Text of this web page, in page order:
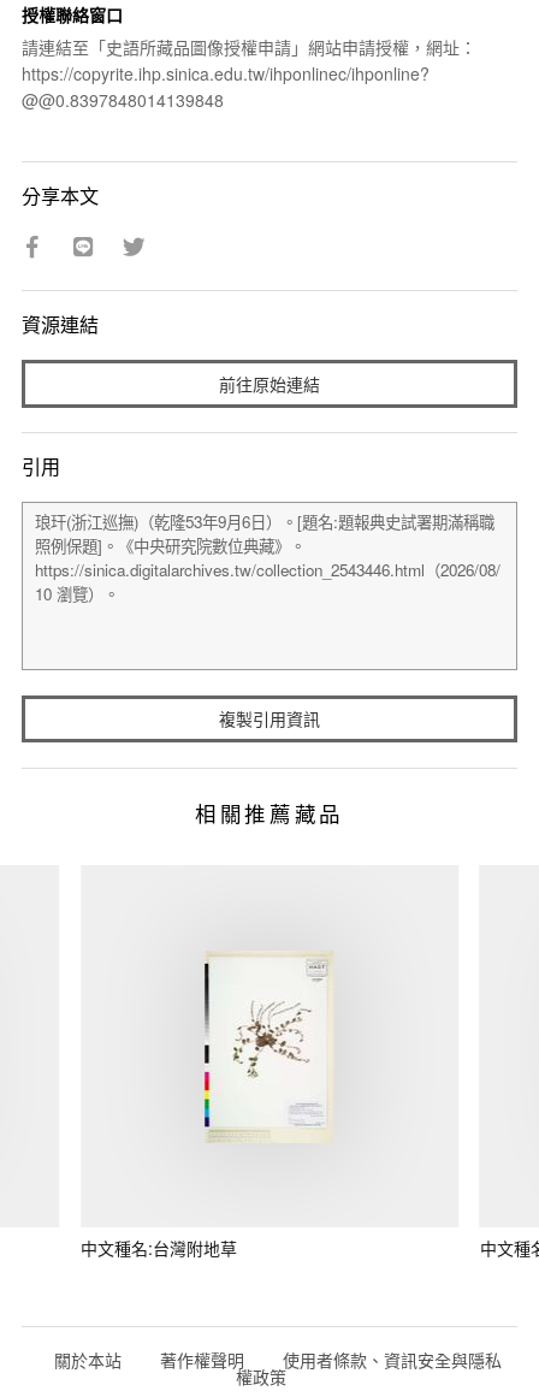
授權聯絡窗口
請連結至「史語所藏品圖像授權申請」網站申請授權，網址：
https://copyrite.ihp.sinica.edu.tw/ihponlinec/ihponline?
@@0.8397848014139848
分享本文
資源連結
前往原始連結
引用
複製引用資訊
相關推薦藏品
中文種名:台灣附地草 中文種
關於本站 著作權聲明 使用者條款、資訊安全與隱私
權政策